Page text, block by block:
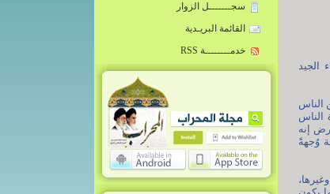
الجيد
الناس
الناس
إنه
وُجهةً
سجـــــــل الزوار
القائمة البريـدية
خدمــــــــة RSS